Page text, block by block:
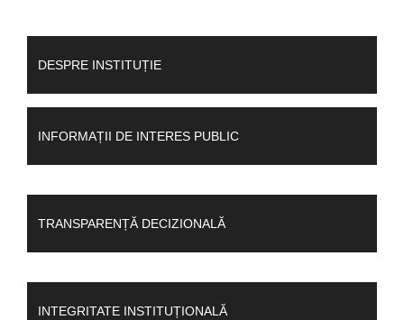
DESPRE INSTITUȚIE
INFORMAȚII DE INTERES PUBLIC
TRANSPARENȚĂ DECIZIONALĂ
INTEGRITATE INSTITUȚIONALĂ